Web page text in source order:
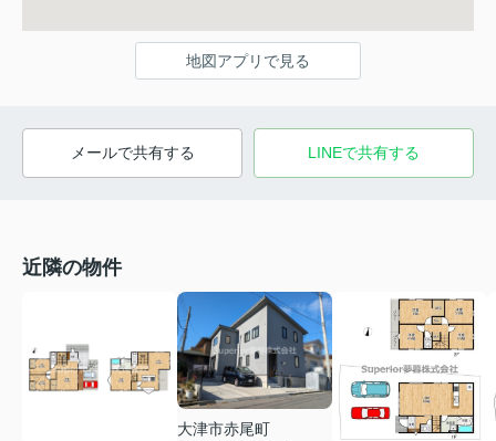
地図アプリで見る
メールで共有する LINEで共有する
近隣の物件
大津市赤尾町